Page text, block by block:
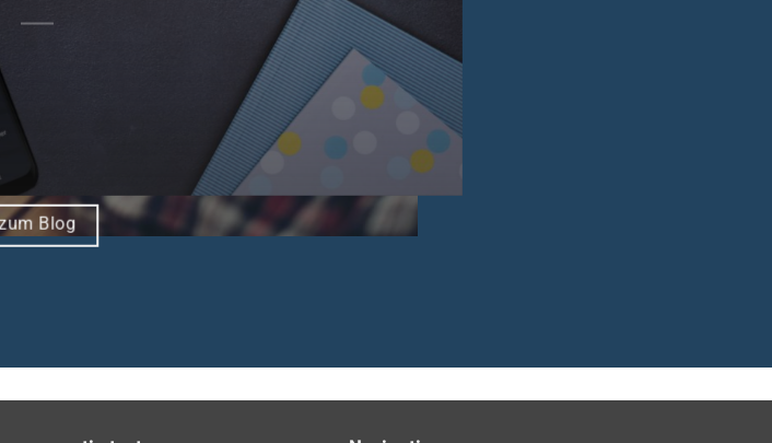
Blog